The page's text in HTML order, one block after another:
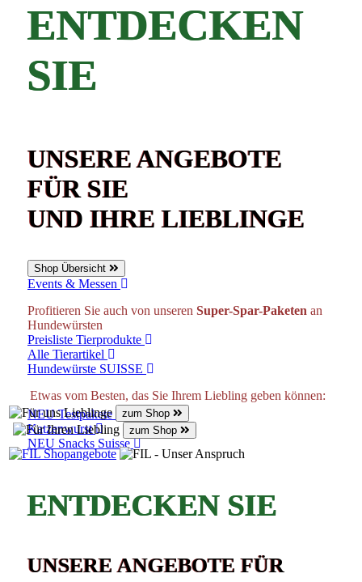
ENTDECKEN
SIE
UNSERE ANGEBOTE
FÜR SIE
UND IHRE LIEBLINGE
Shop Übersicht
Events & Messen
Profitieren Sie auch von unseren Super-Spar-Paketen an
Hundewürsten
Preisliste Tierprodukte
Alle Tierartikel
Hundewürste SUISSE
Etwas vom Besten, das Sie Ihrem Liebling geben können:
NEU Testpakete Hunde
Katzenwurst
NEU Snacks Suisse
zum Shop
zum Shop
ENTDECKEN SIE
UNSERE ANGEBOTE FÜR